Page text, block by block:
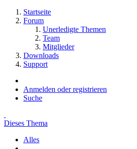
Startseite
Forum
Unerledigte Themen
Team
Mitglieder
Downloads
Support
Anmelden oder registrieren
Suche
Dieses Thema
Alles